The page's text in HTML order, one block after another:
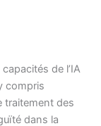
de l’IA
compris
traitement des
dans la